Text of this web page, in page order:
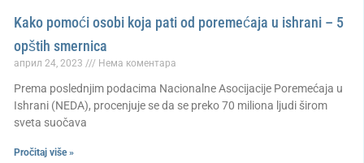
Kako pomoći osobi koja pati od poremećaja u ishrani – 5
opštih smernica
април 24, 2023 Нема коментара
Prema poslednjim podacima Nacionalne Asocijacije Poremećaja u
Ishrani (NEDA), procenjuje se da se preko 70 miliona ljudi širom
sveta suočava
Pročitaj više »